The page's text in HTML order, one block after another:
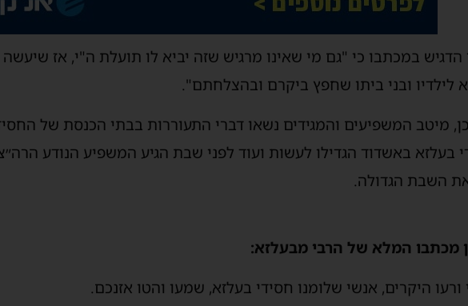
הדגיש במכתבו כי "גם מי שאינו מרגיש שזה יביא לו תועלת ה"י, אז
לילדיו ובני ביתו שחפץ ביקרם ובהצלחתם".
מיטב המשפיעים והמגידים נשאו דברי התעוררות בבתי הכנסת של
בעלזא באשדוד הגדילו לעשות ועוד לפני שבת הגיע המשפיע הנודע
השבת הגדולה.
מכתבו המלא של הרבי מבעלזא:
ורעו היקרים, אנשי שלומנו חסידי בעלזא, שמעו והטו אזנכם.